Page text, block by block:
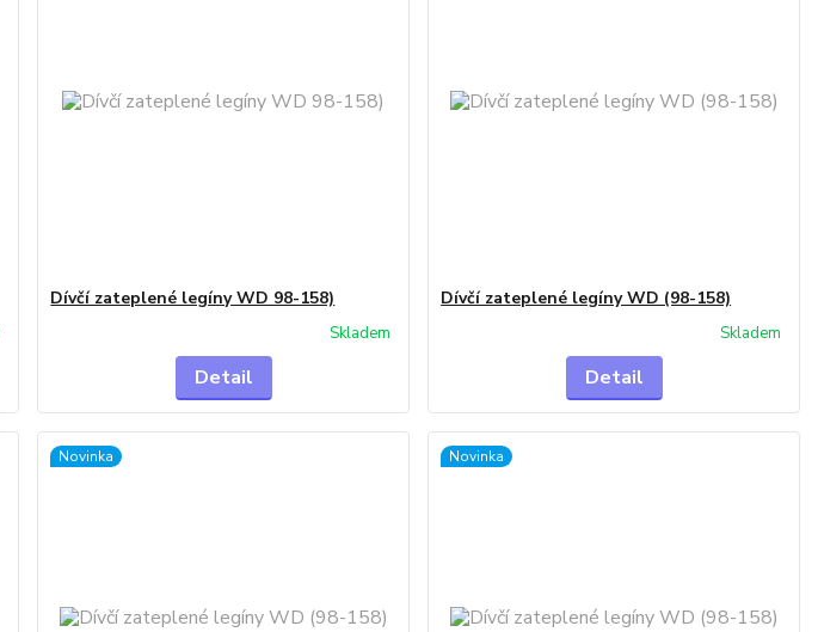
Dívčí zateplené legíny WD 98-158)
Skladem
Detail
Dívčí zateplené legíny WD (98-158)
Skladem
Detail
Novinka Novinka